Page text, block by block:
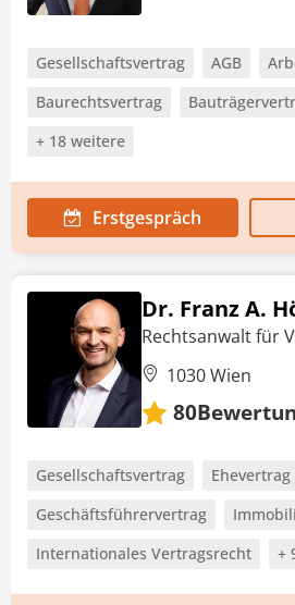
Gesellschaftsvertrag AGB
Baurechtsvertrag
+ 18 weitere
Erstgespräch
Dr. Franz A.
Rechtsanwalt für
1030 Wien
80
Gesellschaftsvertrag
Ehevertrag
Geschäftsführervertrag
Internationales Vertragsrecht
+